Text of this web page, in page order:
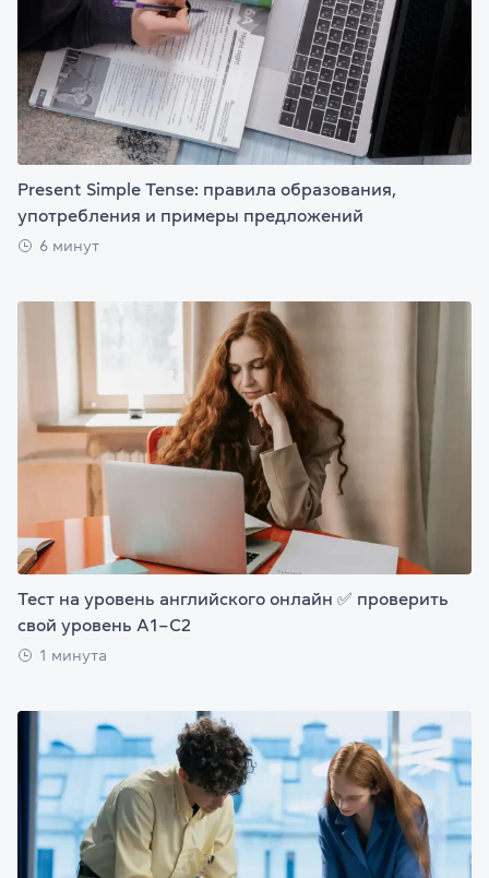
Present Simple Tense: правила образования,
употребления и примеры предложений
6 минут
Тест на уровень английского онлайн ✅ проверить
свой уровень А1–С2
1 минута